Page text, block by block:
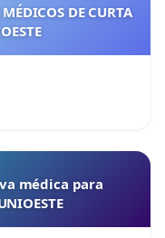
DE CURTA
médica para